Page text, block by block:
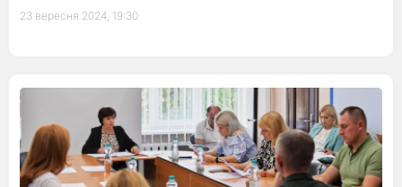
23 вересня 2024, 19:30